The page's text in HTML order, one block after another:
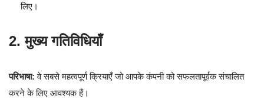
लिए।
2. मुख्य गतिविधियाँ
परिभाषा: वे सबसे महत्वपूर्ण क्रियाएँ जो आपके कंपनी को सफलतापूर्वक संचालित
करने के लिए आवश्यक हैं।